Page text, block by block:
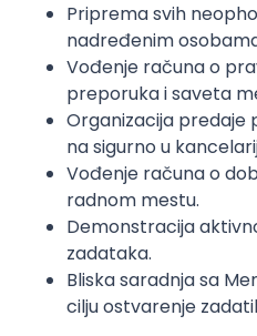
Priprema svih
nadređenim
Vođenje računa o
preporuka i saveta
Organizacija predaje
na sigurno u
Vođenje računa o
radnom mestu.
Demonstracija
zadataka.
Bliska saradnja sa
cilju ostvarenje